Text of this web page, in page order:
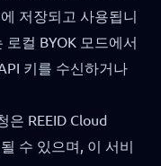
저장되고 사용됩니
로컬 BYOK 모드에서
키를 수신하거나
은 REEID Cloud
수 있으며, 이 서비